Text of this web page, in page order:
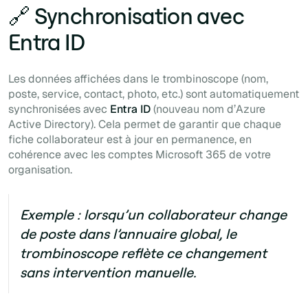
🔗 Synchronisation avec
Entra ID
Les données affichées dans le trombinoscope (nom,
poste, service, contact, photo, etc.) sont automatiquement
synchronisées avec Entra ID(nouveau nom d’Azure
Active Directory). Cela permet de garantir que chaque
fiche collaborateur est à jour en permanence, en
cohérence avec les comptes Microsoft 365 de votre
organisation.
Exemple : lorsqu’un collaborateur change
de poste dans l’annuaire global, le
trombinoscope reflète ce changement
sans intervention manuelle.